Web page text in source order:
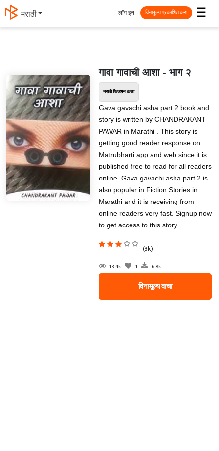
मराठी ☰
लॉग इन विनामूल्य प्रकाशित करा
गावा गावाची आशा - भाग २
मराठी फिक्शन कथा
Gava gavachi asha part 2 book and
story is written by CHANDRAKANT
PAWAR in Marathi . This story is
getting good reader response on
Matrubharti app and web since it is
published free to read for all readers
online. Gava gavachi asha part 2 is
also popular in Fiction Stories in
Marathi and it is receiving from
online readers very fast. Signup now
to get access to this story.
(3k)
13.4k 1 6.8k
विनामूल्य वाचा